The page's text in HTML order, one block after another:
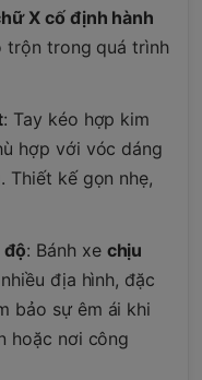
X cố định hành
trộn trong quá trình
: Tay kéo hợp kim
hợp với vóc dáng
Thiết kế gọn nhẹ,
độ: Bánh xe chịu
địa hình, đặc
bảo sự êm ái khi
hoặc nơi công